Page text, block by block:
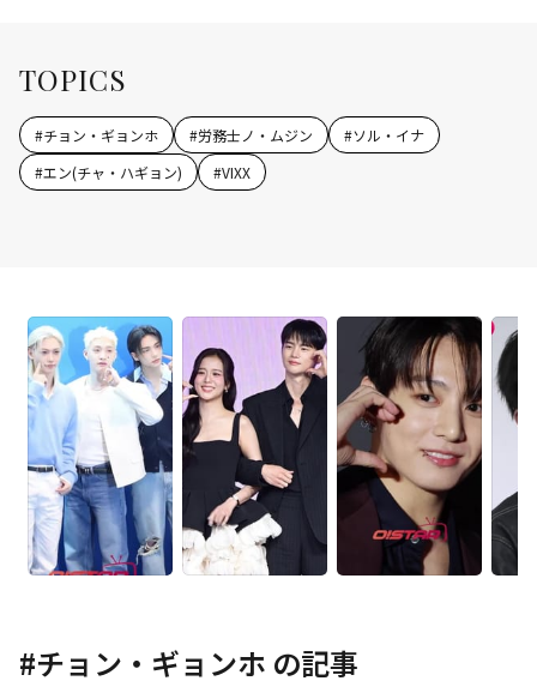
TOPICS
#チョン・ギョンホ #労務士ノ・ムジン #ソル・イナ
#エン(チャ・ハギョン) #VIXX
#チョン・ギョンホ の記事